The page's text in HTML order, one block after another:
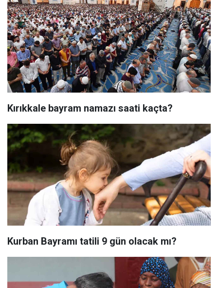
Kırıkkale bayram namazı saati kaçta?
Kurban Bayramı tatili 9 gün olacak mı?